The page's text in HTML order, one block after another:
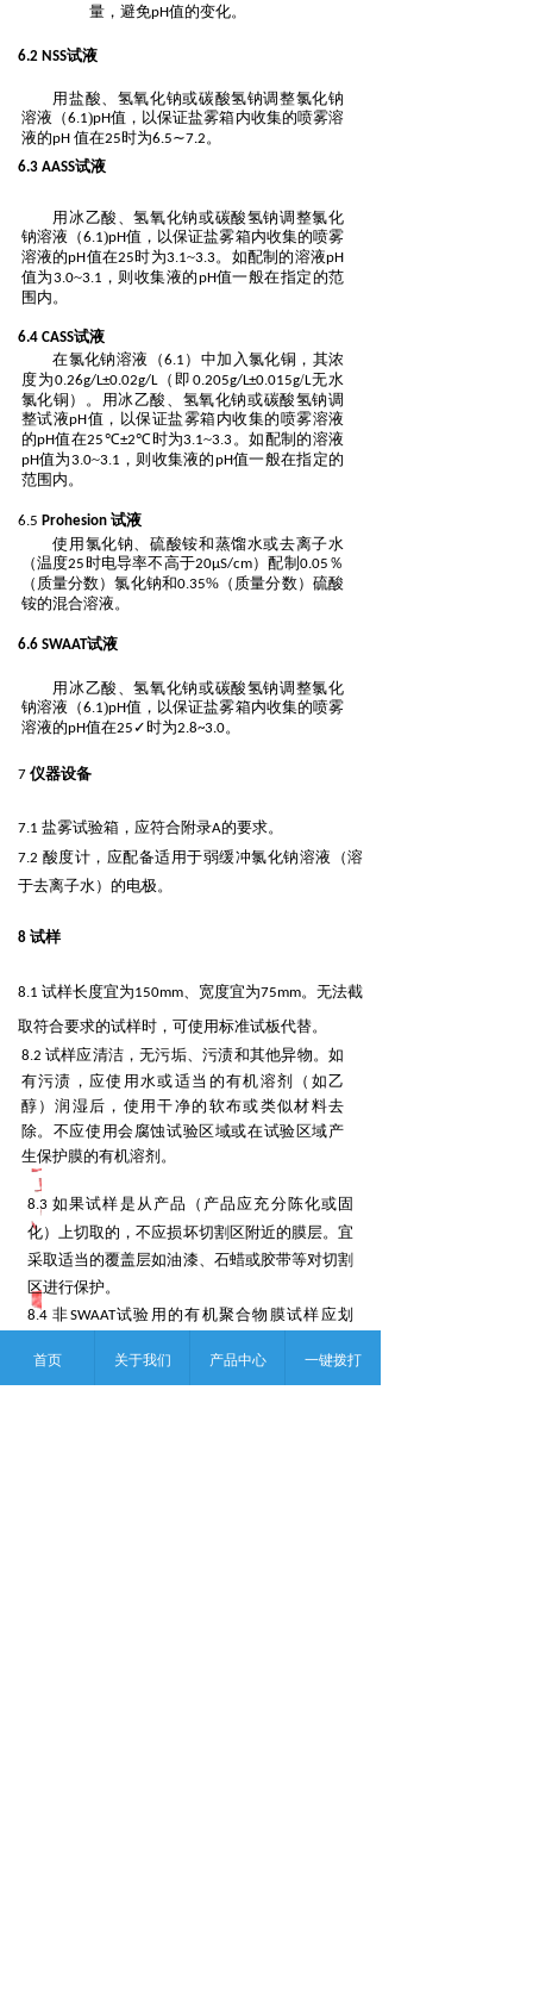
量，避免pH值的变化。
6.2 NSS试液
用盐酸、氢氧化钠或碳酸氢钠调整氯化钠
溶液（6.1)pH值，以保证盐雾箱内收集的喷雾溶
液的pH 值在25时为6.5∼7.2。
6.3 AASS试液
用冰乙酸、氢氧化钠或碳酸氢钠调整氯化
钠溶液（6.1)pH值，以保证盐雾箱内收集的喷雾
溶液的pH 值在25时为3.1~3.3。如配制的溶液pH
值为3.0~3.1 ，则收集液的pH值一般在指定的范
围内。
6.4 CASS试液
在氯化钠溶液（6.1 ）中加入氯化铜 ，其浓
度为0.26g/L±0.02g/L（ 即 0.205g/L±0.015g/L无水
氯化铜）。用冰乙酸、氢氧化钠或碳酸氢钠调
整试液pH 值，以保证盐雾箱内收集的喷雾溶液
的pH值在25℃±2℃ 时为3.1~3.3 。如配制的溶液
pH值为3.0~3.1 ，则收集液的pH值一般在指定的
范围内。
6.5 Prohesion 试液
使用氯化钠、硫酸铵和蒸馏水或去离子水
（温度25 时电导率不高于20μS/cm） 配制 0.05％
（质量分数）氯化钠和0.35%（质量分数）硫酸
铵的混合溶液。
6.6 SWAAT试液
用冰乙酸、氢氧化钠或碳酸氢钠调整氯化
钠溶液（6.1)pH值，以保证盐雾箱内收集的喷雾
溶液的pH值在25 ✓ 时为2.8~3.0。
7 仪器设备
7.1 盐雾试验箱，应符合附录A的要求。
7.2 酸度计，应配备适用于弱缓冲氯化钠溶液（溶
于去离子水）的电极。
8 试样
8.1 试样长度宜为150mm、宽度宜为75mm。无法截
取符合要求的试样时，可使用标准试板代替。
8.2 试样应清洁，无污垢、污渍和其他异物。如
有污渍，应使用水或适当的有机溶剂（如乙
醇）润湿后， 使用干净的软布或类似材料去
除。不应使用会腐蚀试验区域或在试验区域产
生保护膜的有机溶剂。
8.3 如果试样是从产品（产品应充分陈化或固
化）上切取的，不应损坏切割区附近的膜层。宜
采取适当的覆盖层如油漆、石蜡或胶带等对切割
区进行保护。
8.4 非SWAAT试验用的有机聚合物膜试样应划
宽度为
，划痕不贯穿试样边缘。如无特殊约
首页 关于我们 产品中心 一键拨打